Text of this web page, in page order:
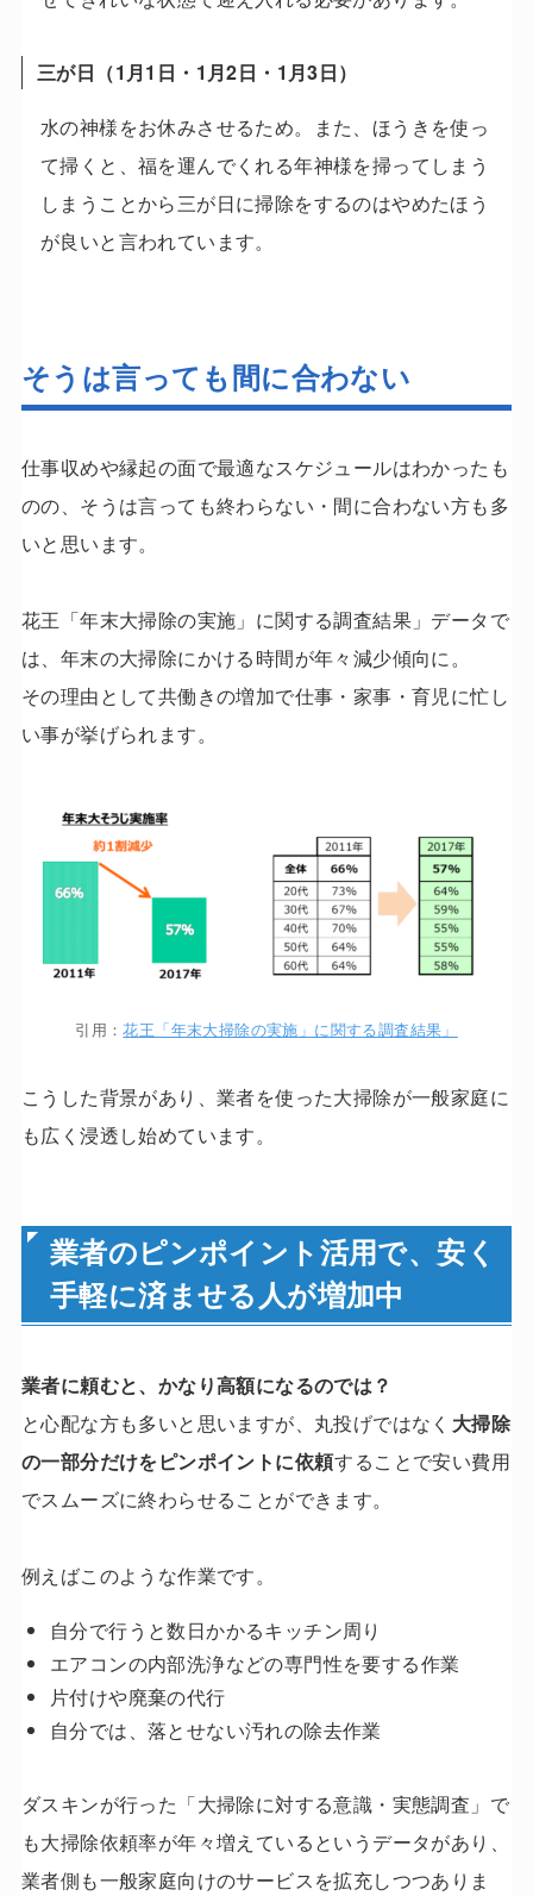
三が日（1月1日・1月2日・1月3日）
水の神様をお休みさせるため。また、ほうきを使っ
て掃くと、福を運んでくれる年神様を掃ってしまう
しまうことから三が日に掃除をするのはやめたほう
が良いと言われています。
そうは言っても間に合わない
仕事収めや縁起の面で最適なスケジュールはわかったも
のの、そうは言っても終わらない・間に合わない方も多
いと思います。
花王「年末大掃除の実施」に関する調査結果」データで
は、年末の大掃除にかける時間が年々減少傾向に。
その理由として共働きの増加で仕事・家事・育児に忙し
い事が挙げられます。
引用：花王「年末大掃除の実施」に関する調査結果」
こうした背景があり、業者を使った大掃除が一般家庭に
も広く浸透し始めています。
業者のピンポイント活用で、安く
手軽に済ませる人が増加中
業者に頼むと、かなり高額になるのでは？
と心配な方も多いと思いますが、丸投げではなく 大掃除
の一部分だけをピンポイントに依頼することで安い費用
でスムーズに終わらせることができます。
例えばこのような作業です。
自分で行うと数日かかるキッチン周り
エアコンの内部洗浄などの専門性を要する作業
片付けや廃棄の代行
自分では、落とせない汚れの除去作業
ダスキンが行った「大掃除に対する意識・実態調査」で
も大掃除依頼率が年々増えているというデータがあり、
業者側も一般家庭向けのサービスを拡充しつつありま